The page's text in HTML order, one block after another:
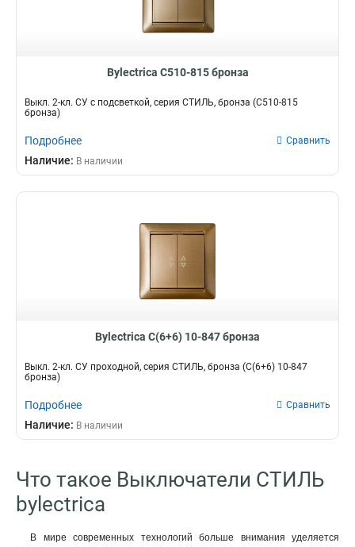
Bylectrica С510-815 бронза
Выкл. 2-кл. СУ с подсветкой, серия СТИЛЬ, бронза (С510-815
бронза)
Подробнее Сравнить
Наличие: В наличии
Bylectrica С(6+6) 10-847 бронза
Выкл. 2-кл. СУ проходной, серия СТИЛЬ, бронза (С(6+6) 10-847
бронза)
Подробнее Сравнить
Наличие: В наличии
Что такое Выключатели СТИЛЬ
bylectrica
В мире современных технологий больше внимания уделяется